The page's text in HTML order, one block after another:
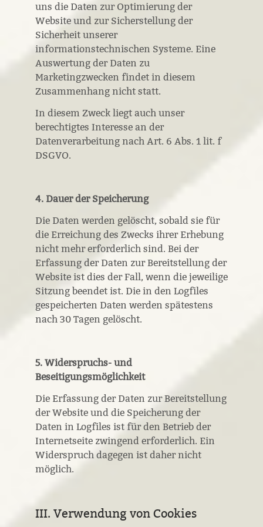
uns die Daten zur Optimierung der
Website und zur Sicherstellung der
Sicherheit unserer
informationstechnischen Systeme. Eine
Auswertung der Daten zu
Marketingzwecken findet in diesem
Zusammenhang nicht statt.
In diesem Zweck liegt auch unser
berechtigtes Interesse an der
Datenverarbeitung nach Art. 6 Abs. 1 lit. f
DSGVO.
4. Dauer der Speicherung
Die Daten werden gelöscht, sobald sie für
die Erreichung des Zwecks ihrer Erhebung
nicht mehr erforderlich sind. Bei der
Erfassung der Daten zur Bereitstellung der
Website ist dies der Fall, wenn die jeweilige
Sitzung beendet ist. Die in den Logfiles
gespeicherten Daten werden spätestens
nach 30 Tagen gelöscht.
5. Widerspruchs- und
Beseitigungsmöglichkeit
Die Erfassung der Daten zur Bereitstellung
der Website und die Speicherung der
Daten in Logfiles ist für den Betrieb der
Internetseite zwingend erforderlich. Ein
Widerspruch dagegen ist daher nicht
möglich.
III. Verwendung von Cookies